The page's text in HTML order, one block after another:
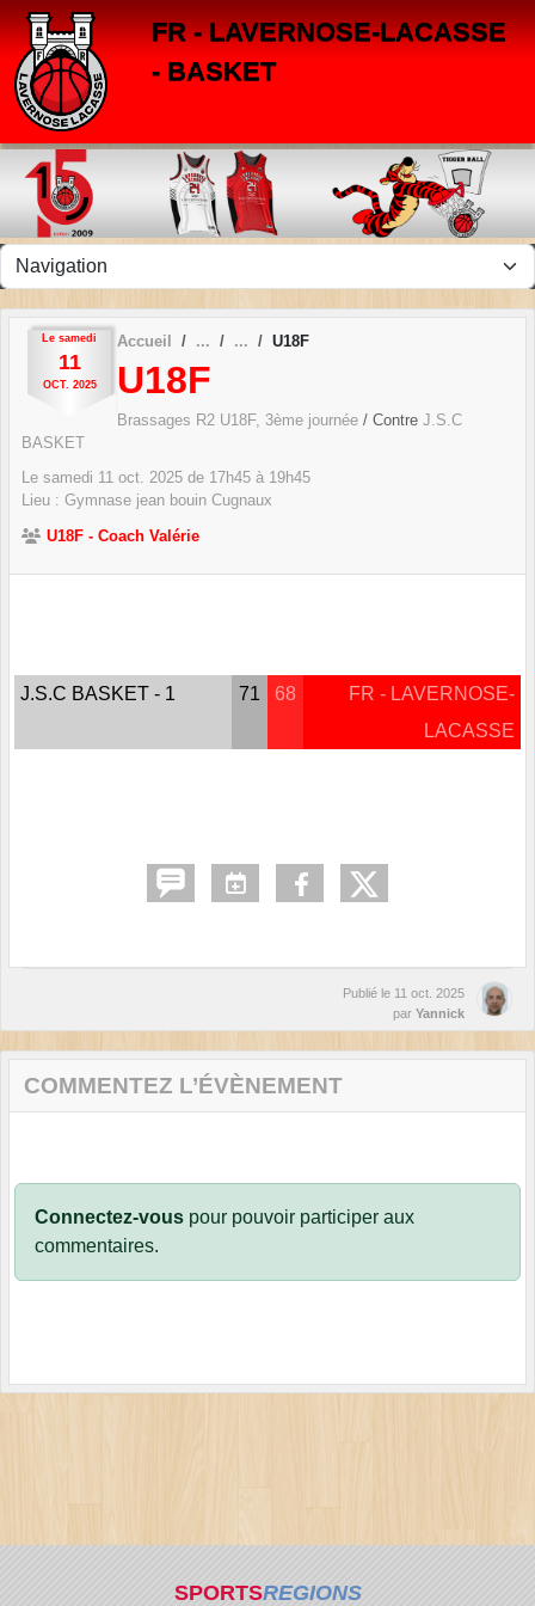
FR - LAVERNOSE-LACASSE
- BASKET
Le samedi
11
OCT. 2025
Accueil U18F
U18F
Brassages R2 U18F, 3ème journée / Contre J.S.C
BASKET
Le samedi 11 oct. 2025 de 17h45 à 19h45
Lieu : Gymnase jean bouin Cugnaux
U18F - Coach Valérie
J.S.C BASKET - 1 71 68
FR - LAVERNOSE-
LACASSE
Publié le 11 oct. 2025
par Yannick
COMMENTEZ L’ÉVÈNEMENT
Connectez-vous pour pouvoir participer aux
commentaires.
SPORTSREGIONS
Panneau de gestion des cookies